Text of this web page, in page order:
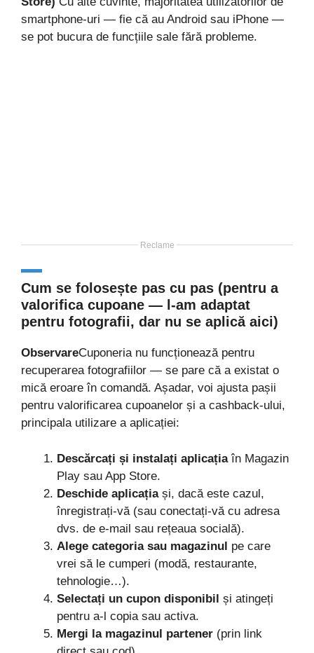
smartphone-uri — fie că au Android sau iPhone —
se pot bucura de funcțiile sale fără probleme.
Reclame
Cum se folosește pas cu pas (pentru a
valorifica cupoane — l-am adaptat
pentru fotografii, dar nu se aplică aici)
ObservareCuponeria nu funcționează pentru
recuperarea fotografiilor — se pare că a existat o
mică eroare în comandă. Așadar, voi ajusta pașii
pentru valorificarea cupoanelor și a cashback-ului,
principala utilizare a aplicației:
Descărcați și instalați aplicațiaîn Magazin
Play sau App Store.
Deschide aplicațiași, dacă este cazul,
înregistrați-vă (sau conectați-vă cu adresa
dvs. de e-mail sau rețeaua socială).
Alege categoria sau magazinul pe care
vrei să le cumperi (modă, restaurante,
tehnologie…).
Selectați un cupon disponibil și atingeți
pentru a-l copia sau activa.
Mergi la magazinul partener (prin link